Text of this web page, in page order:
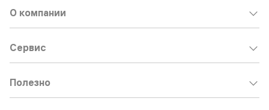
О компании
Сервис
Полезно